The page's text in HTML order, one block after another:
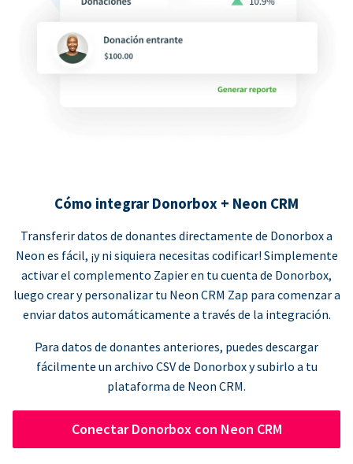
Cómo integrar Donorbox + Neon CRM
Transferir datos de donantes directamente de Donorbox a
Neon es fácil, ¡y ni siquiera necesitas codificar! Simplemente
activar el complemento Zapier en tu cuenta de Donorbox,
luego crear y personalizar tu Neon CRM Zap para comenzar a
enviar datos automáticamente a través de la integración.
Para datos de donantes anteriores, puedes descargar
fácilmente un archivo CSV de Donorbox y subirlo a tu
plataforma de Neon CRM.
Conectar Donorbox con Neon CRM